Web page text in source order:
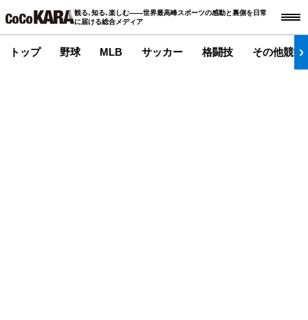
観る､知る､楽しむ――世界最高峰スポーツの感動と裏側を日常
に届ける総合メディア
トップ 野球 MLB サッカー 格闘技 その他競技